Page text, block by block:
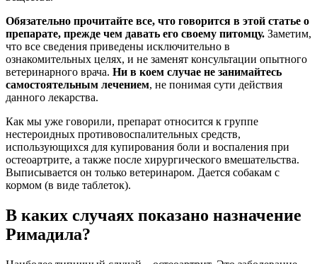
Обязательно прочитайте все, что говорится в этой статье о
препарате, прежде чем давать его своему питомцу. Заметим,
что все сведения приведены исключительно в
ознакомительных целях, и не заменят консультации опытного
ветеринарного врача. Ни в коем случае не занимайтесь
самостоятельным лечением, не понимая сути действия
данного лекарства.
Как мы уже говорили, препарат относится к группе
нестероидных противовоспалительных средств,
использующихся для купирования боли и воспаления при
остеоартрите, а также после хирургического вмешательства.
Выписывается он только ветеринаром. Дается собакам с
кормом (в виде таблеток).
В каких случаях показано назначение
Римадила?